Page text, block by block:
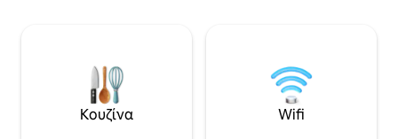
σκοτεινούς ουρανούς της περιοχής.
Βαθμολογήθηκε στο κορυφαίο 1% στην
και βίντεο, ακολουθήστε μας στο
Canopy, όπου
αστέρια. Γράψτε
Whippoorwill
Κουζίνα Wifi